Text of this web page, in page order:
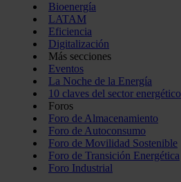
Bioenergía
LATAM
Eficiencia
Digitalización
Más secciones
Eventos
La Noche de la Energía
10 claves del sector energético
Foros
Foro de Almacenamiento
Foro de Autoconsumo
Foro de Movilidad Sostenible
Foro de Transición Energética
Foro Industrial